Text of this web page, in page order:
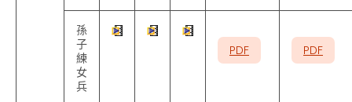
孫
子
練
女
兵
PDF PDF